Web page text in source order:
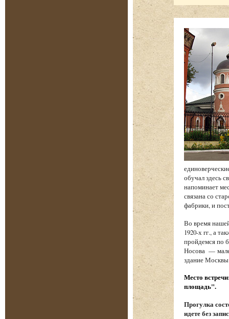
обучал здесь
напоминает
связана со
фабрики, и
Во время
1920-х гг., а
пройдемся по
Носова —
здание
Место
площадь".
Прогулка
идете без